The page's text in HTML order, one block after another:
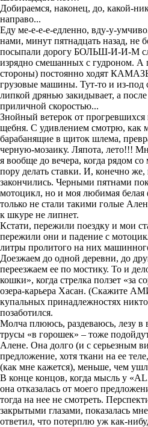
Добираемся, наконец, до, какой-
направо...
Еду ме-е-е-е-едленно, вду-у-
нами, минут пятнадцать назад, не
посыпали дорогу БОЛЬШ-И-И-М
изрядно смешанных с гудроном. А
стороны) постоянно ходят
грузовые машины. Тут-то и из-под
липкой дрянью закидывает, а
приличной скоростью...
Знойный ветерок от
щебня. С удивлением смотрю, как
барабанящие в щиток шлема,
черную-мозаику. Ляпота, лето!!!
я вообще до вечера, когда рядом
пору делать ставки. И, конечно
закончились. Черными пятнами
мотоцикл, но и моя любимая
только не стали такими голые
к шкуре не липнет.
Кстати, пережили поездку и мои
пережили они и падение с
литры пролитого на них
Доезжаем до одной деревни, до
переезжаем ее по мостику. То и
кошки», когда стрелка ползет «за
озера-карьера Хасан. (Скажите
купальных принадлежностях
позаботился.
Молча плююсь, раздеваюсь, лезу в
трусы «в горошек» – тоже
Алене. Она долго (и с серьезным
предложение, хотя ткани на ее
(как мне кажется), меньше, чем
В конце концов, когда мысль у
она отказалась от моего
тогда на нее не смотреть.
закрытыми глазами, показалась
ответил, что потерплю уж как-